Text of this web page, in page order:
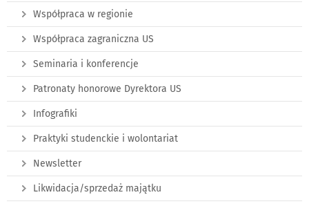
Współpraca w regionie
Współpraca zagraniczna US
Seminaria i konferencje
Patronaty honorowe Dyrektora US
Infografiki
Praktyki studenckie i wolontariat
Newsletter
Likwidacja/sprzedaż majątku